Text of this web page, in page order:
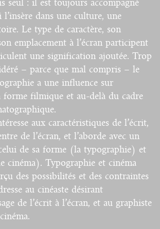
seul : il est toujours accompagné
l’insère dans une culture, une
Le type de caractère, son
emplacement à l’écran participent
une signification ajoutée. Trop
– parce que mal compris – le
a une influence sur
forme filmique et au-delà du cadre
aux caractéristiques de l’écrit,
de l’écran, et l’aborde avec un
de sa forme (la typographie) et
cinéma). Typographie et cinéma
des possibilités et des contraintes
au cinéaste désirant
de l’écrit à l’écran, et au graphiste